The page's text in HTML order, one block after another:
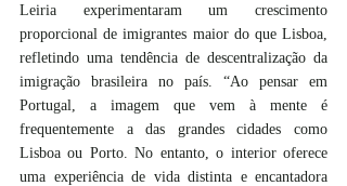
Leiria experimentaram um crescimento
proporcional de imigrantes maior do que Lisboa,
refletindo uma tendência de descentralização da
imigração brasileira no país. “Ao pensar em
Portugal, a imagem que vem à mente é
frequentemente a das grandes cidades como
Lisboa ou Porto. No entanto, o interior oferece
uma experiência de vida distinta e encantadora